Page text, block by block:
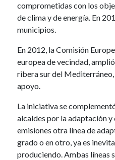
comprometidas con los
de clima y de energía. En
municipios.
En 2012, la Comisión
europea de vecindad,
ribera sur del
apoyo.
La iniciativa se
alcaldes por la adaptación y
emisiones otra línea de
grado o en otro, ya es
produciendo. Ambas líneas